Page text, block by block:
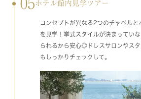
05 ホテル館内見学ツアー
コンセプトが異なる2つのチャペルと
を見学！挙式スタイルが決まってい
られるから安心◎ドレスサロンやス
もしっかりチェックして。